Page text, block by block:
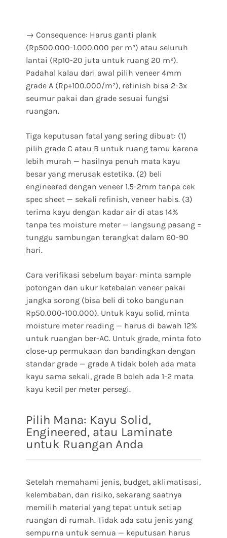
→ Consequence: Harus ganti plank
(Rp500.000-1.000.000 per m²) atau seluruh
lantai (Rp10-20 juta untuk ruang 20 m²).
Padahal kalau dari awal pilih veneer 4mm
grade A (Rp+100.000/m²), refinish bisa 2-3x
seumur pakai dan grade sesuai fungsi
ruangan.
Tiga keputusan fatal yang sering dibuat: (1)
pilih grade C atau B untuk ruang tamu karena
lebih murah — hasilnya penuh mata kayu
besar yang merusak estetika. (2) beli
engineered dengan veneer 1.5-2mm tanpa cek
spec sheet — sekali refinish, veneer habis. (3)
terima kayu dengan kadar air di atas 14%
tanpa tes moisture meter — langsung pasang =
tunggu sambungan terangkat dalam 60-90
hari.
Cara verifikasi sebelum bayar: minta sample
potongan dan ukur ketebalan veneer pakai
jangka sorong (bisa beli di toko bangunan
Rp50.000-100.000). Untuk kayu solid, minta
moisture meter reading — harus di bawah 12%
untuk ruangan ber-AC. Untuk grade, minta foto
close-up permukaan dan bandingkan dengan
standar grade — grade A tidak boleh ada mata
kayu sama sekali, grade B boleh ada 1-2 mata
kayu kecil per meter persegi.
Pilih Mana: Kayu Solid,
Engineered, atau Laminate
untuk Ruangan Anda
Setelah memahami jenis, budget, aklimatisasi,
kelembaban, dan risiko, sekarang saatnya
memilih material yang tepat untuk setiap
ruangan di rumah. Tidak ada satu jenis yang
sempurna untuk semua — keputusan harus